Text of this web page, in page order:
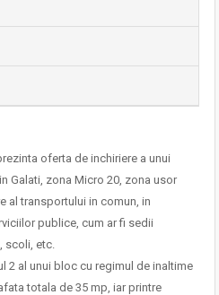
oferta de inchiriere a unui
Galati, zona Micro 20, zona usor
al transportului in comun, in
publice, cum ar fi sedii
scoli, etc.
2 al unui bloc cu regimul de inaltime
totala de 35 mp, iar printre